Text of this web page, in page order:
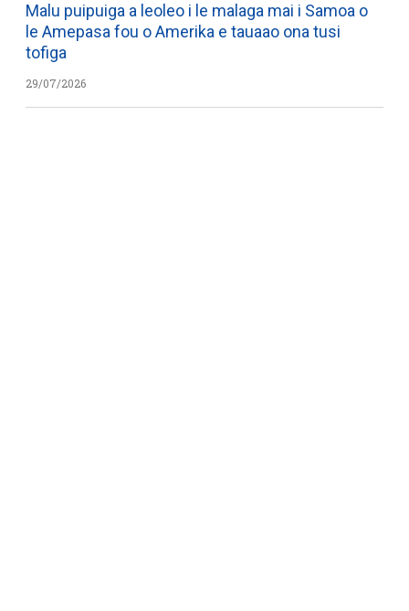
Malu puipuiga a leoleo i le malaga mai i Samoa o
le Amepasa fou o Amerika e tauaao ona tusi
tofiga
29/07/2026